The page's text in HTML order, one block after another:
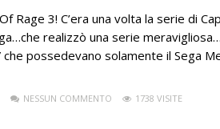
Rage 3! C’era una volta la serie di
realizzò una serie
che possedevano solamente il Sega
NESSUN COMMENTO 1738 VISITE